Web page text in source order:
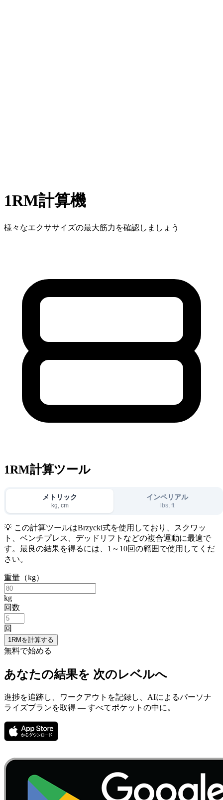
1RM計算機
様々なエクササイズの最大筋力を確認しましょう
1RM計算ツール
メトリック
kg, cm
インペリアル
lbs, ft
💡 この計算ツールはBrzycki式を使用しており、スクワッ
ト、ベンチプレス、デッドリフトなどの複合運動に最適で
す。最良の結果を得るには、1～10回の範囲で使用してくだ
さい。
重量（kg）
kg
回数
回
1RMを計算する
無料で始める
あなたの結果を 次のレベルへ
進捗を追跡し、ワークアウトを記録し、AIによるパーソナ
ライズプランを取得 — すべてポケットの中に。